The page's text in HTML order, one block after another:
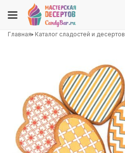
Главная Каталог сладостей и десертов